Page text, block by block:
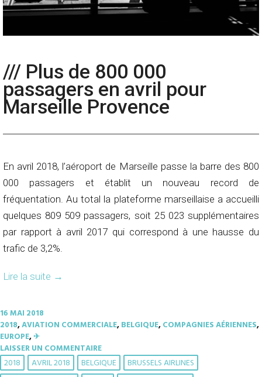
/// Plus de 800 000
passagers en avril pour
Marseille Provence
En avril 2018, l’aéroport de Marseille passe la barre des 800
000 passagers et établit un nouveau record de
fréquentation. Au total la plateforme marseillaise a accueilli
quelques 809 509 passagers, soit 25 023 supplémentaires
par rapport à avril 2017 qui correspond à une hausse du
trafic de 3,2%.
Lire la suite →
16 MAI 2018
2018,AVIATION COMMERCIALE,BELGIQUE,COMPAGNIES AÉRIENNES,
EUROPE,✈︎
LAISSER UN COMMENTAIRE
2018 AVRIL 2018 BELGIQUE
BRUSSELS AIRLINES